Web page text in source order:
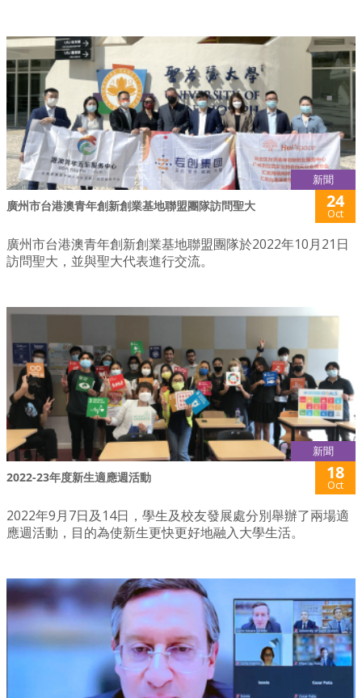
新聞
廣州市台港澳青年創新創業基地聯盟團隊訪問聖大 24
Oct
廣州市台港澳青年創新創業基地聯盟團隊於2022年10月21日
訪問聖大，並與聖大代表進行交流。
新聞
2022-23年度新生適應週活動 18
Oct
2022年9月7日及14日，學生及校友發展處分別舉辦了兩場適
應週活動，目的為使新生更快更好地融入大學生活。